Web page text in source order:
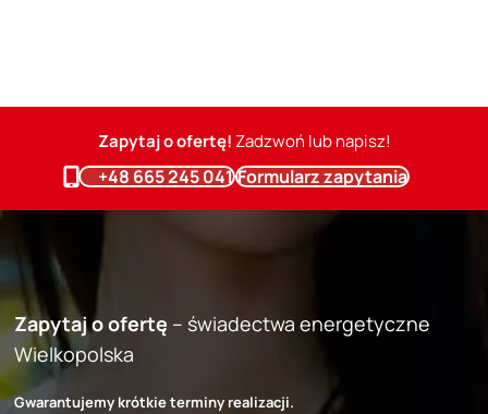
Zapytaj o ofertę!Zadzwoń lub napisz!
+48 665 245 041Formularz zapytania
Zapytaj o ofertę – świadectwa energetyczne
Wielkopolska
Gwarantujemy krótkie terminy realizacji.